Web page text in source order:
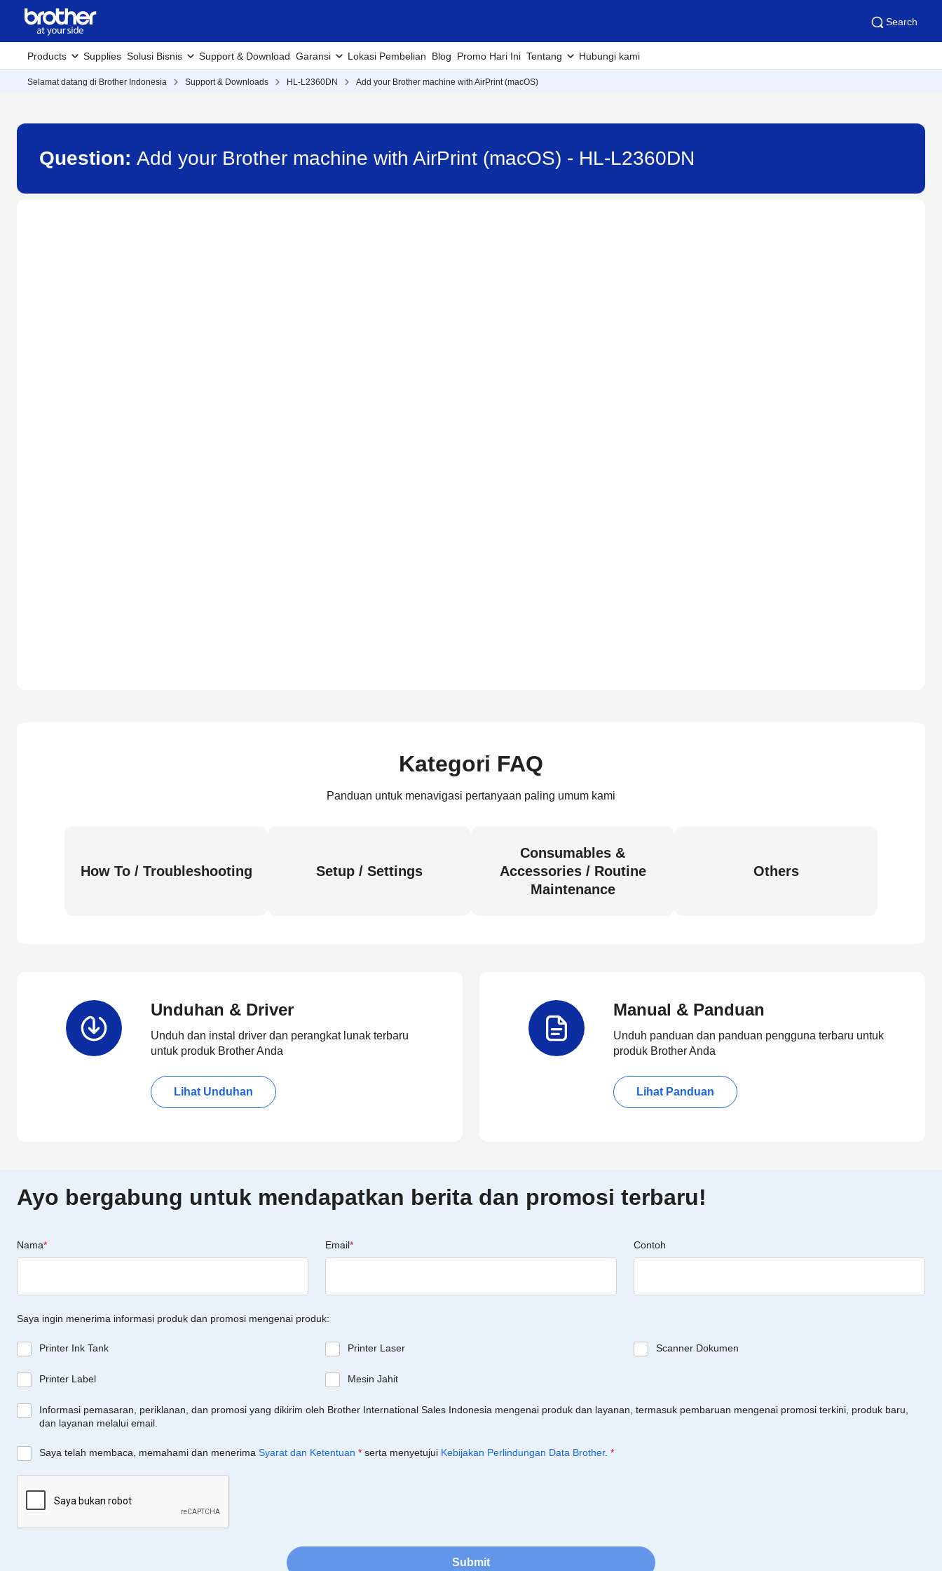
Search
Products Supplies Solusi Bisnis Support & Download Garansi Lokasi Pembelian Blog Promo Hari Ini Tentang Hubungi kami
Selamat datang di Brother Indonesia Support & Downloads HL-L2360DN Add your Brother machine with AirPrint (macOS)
Question: Add your Brother machine with AirPrint (macOS) - HL-L2360DN
Kategori FAQ
Panduan untuk menavigasi pertanyaan paling umum kami
How To / Troubleshooting Setup / Settings
Consumables &
Accessories / Routine
Maintenance
Others
Unduhan & Driver
Unduh dan instal driver dan perangkat lunak terbaru
untuk produk Brother Anda
Lihat Unduhan
Manual & Panduan
Unduh panduan dan panduan pengguna terbaru untuk
produk Brother Anda
Lihat Panduan
Ayo bergabung untuk mendapatkan berita dan promosi terbaru!
Nama* Email* Contoh
Saya ingin menerima informasi produk dan promosi mengenai produk:
Printer Ink Tank Printer Laser Scanner Dokumen
Printer Label Mesin Jahit
Informasi pemasaran, periklanan, dan promosi yang dikirim oleh Brother International Sales Indonesia mengenai produk dan layanan, termasuk pembaruan mengenai promosi terkini, produk baru,
dan layanan melalui email.
Saya telah membaca, memahami dan menerima Syarat dan Ketentuan * serta menyetujui Kebijakan Perlindungan Data Brother. *
Submit